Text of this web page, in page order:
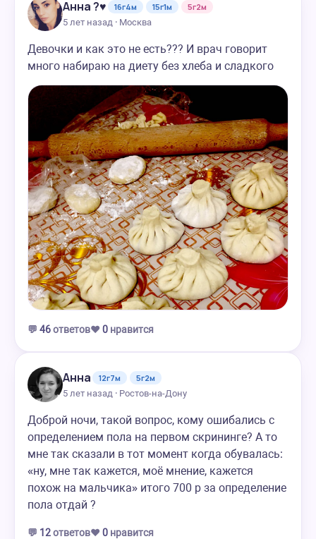
Анна ?♥️ 16г4м 15г1м
5г2м
5 лет назад · Москва
Девочки и как это не есть??? И врач говорит
много набираю на диету без хлеба и сладкого
💬 46ответов❤️ 0 нравится
Анна 12г7м
5г2м
5 лет назад · Ростов-на-Дону
Доброй ночи, такой вопрос, кому ошибались с
определением пола на первом скрининге? А то
мне так сказали в тот момент когда обувалась:
«ну, мне так кажется, моё мнение, кажется
похож на мальчика» итого 700 р за определение
пола отдай ?
💬 12ответов❤️ 0 нравится